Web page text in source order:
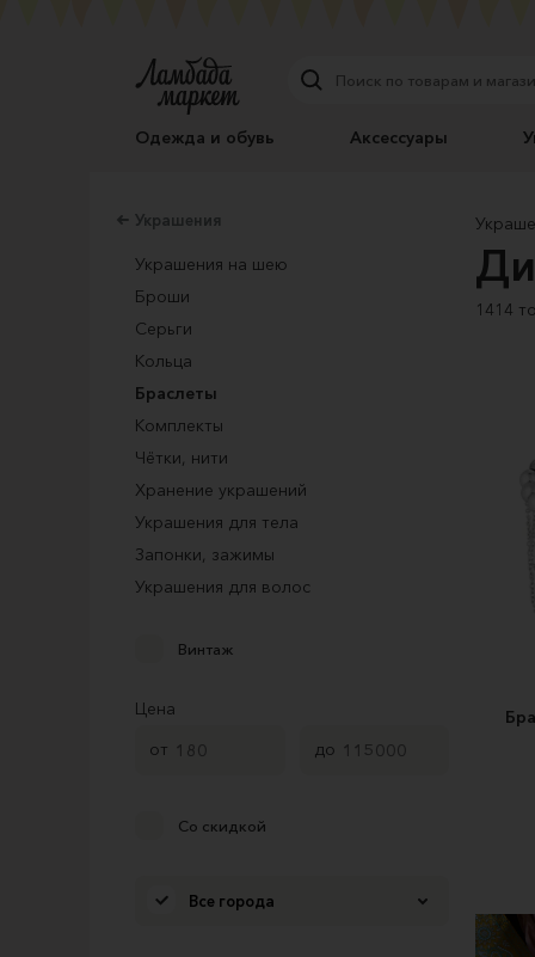
Одежда и обувь Аксессуары
Украшения
Украшения на шею
Броши
Серьги
Кольца
Браслеты
Комплекты
Чётки, нити
Хранение украшений
Украшения для тела
Запонки, зажимы
Украшения для волос
Винтаж
Цена
от
до
Со скидкой
Все города
1414